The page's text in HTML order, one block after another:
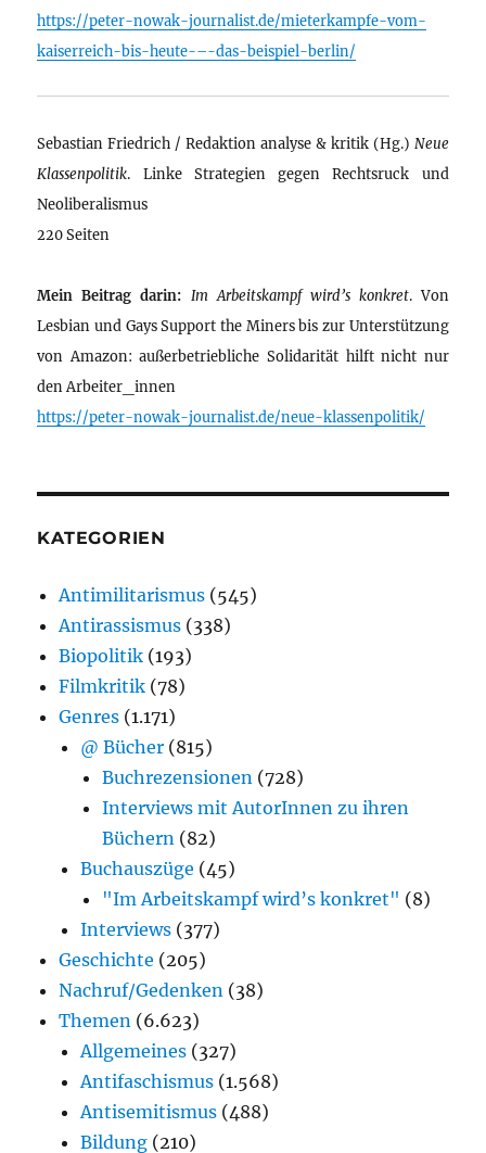
https://peter-nowak-journalist.de/mieterkampfe-vom-
kaiserreich-bis-heute-–-das-beispiel-berlin/
Sebastian Friedrich / Redaktion analyse & kritik (Hg.) Neue
Klassenpolitik. Linke Strategien gegen Rechtsruck und
Neoliberalismus
220 Seiten
Mein Beitrag darin: Im Arbeitskampf wird’s konkret. Von
Lesbian und Gays Support the Miners bis zur Unterstützung
von Amazon: außerbetriebliche Solidarität hilft nicht nur
den Arbeiter_innen
https://peter-nowak-journalist.de/neue-klassenpolitik/
KATEGORIEN
Antimilitarismus (545)
Antirassismus (338)
Biopolitik (193)
Filmkritik (78)
Genres (1.171)
@ Bücher (815)
Buchrezensionen (728)
Interviews mit AutorInnen zu ihren
Büchern (82)
Buchauszüge (45)
"Im Arbeitskampf wird’s konkret" (8)
Interviews (377)
Geschichte (205)
Nachruf/Gedenken (38)
Themen (6.623)
Allgemeines (327)
Antifaschismus (1.568)
Antisemitismus (488)
Bildung (210)